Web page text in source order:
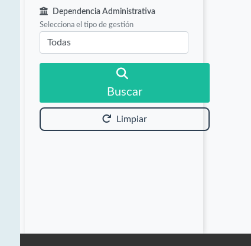
Dependencia Administrativa
Selecciona el tipo de gestión
Buscar
Limpiar